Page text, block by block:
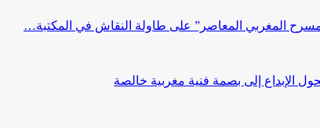
المغربي المعاصر” على طاولة النقاش في المكتبة…
الإبداع إلى بصمة فنية مغربية خالصة